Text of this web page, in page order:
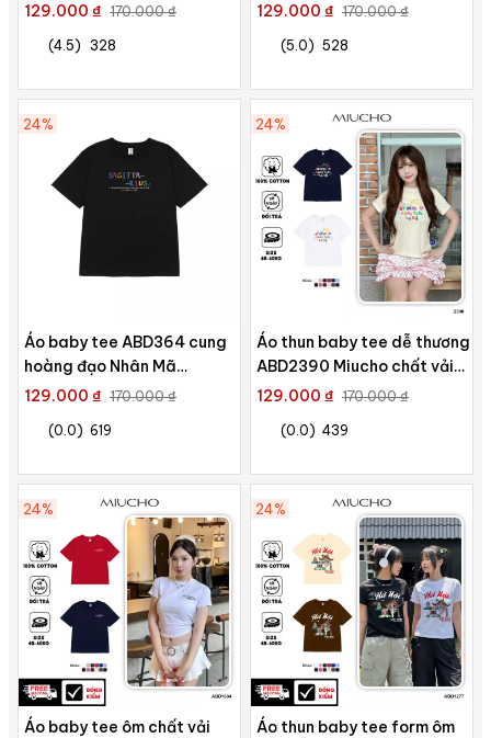
thoáng mát mềm mại cổ tròn
129.000 ₫ 170.000 ₫
(4.5) 328
cotton 4 chiều co giãn
129.000 ₫ 170.000 ₫
(5.0) 528
24%
Áo baby tee ABD364 cung
hoàng đạo Nhân Mã
SAGITTARIUS Miucho cotton
129.000 ₫ 170.000 ₫
(0.0) 619
24%
Áo thun baby tee dễ thương
ABD2390 Miucho chất vải
cotton co giãn thoáng mát
129.000 ₫ 170.000 ₫
(0.0) 439
24%
Áo baby tee ôm chất vải
24%
Áo thun baby tee form ôm